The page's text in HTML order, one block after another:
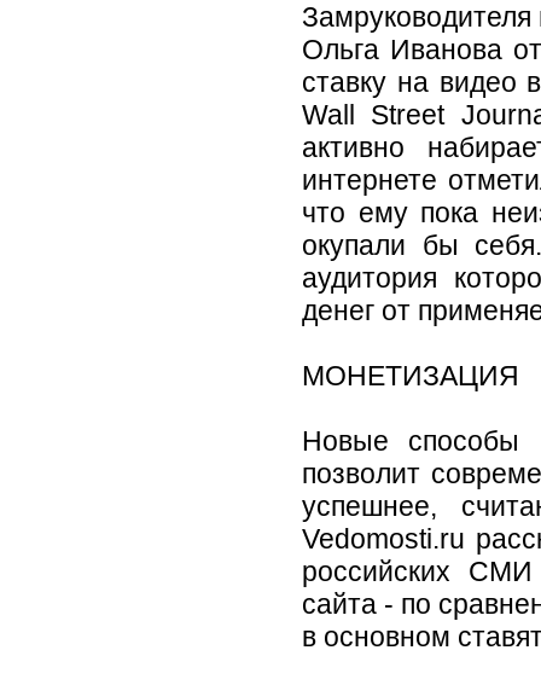
Ольга Иванова
ставку на видео
Wall Street
активно
интернете
что ему пока
окупали бы
аудитория
денег от
МОНЕТИЗАЦИЯ
Новые способы
позволит
успешнее,
Vedomosti.ru
российских
сайта - по
в основном